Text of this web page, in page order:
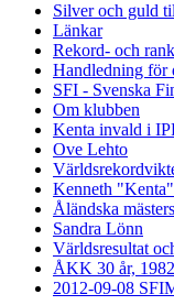
Silver och guld
Länkar
Rekord- och
Handledning för
SFI - Svenska
Om klubben
Kenta invald i
Ove Lehto
Kenneth
Åländska
Sandra Lönn
Världsresultat
ÅKK 30 år,
2012-09-08